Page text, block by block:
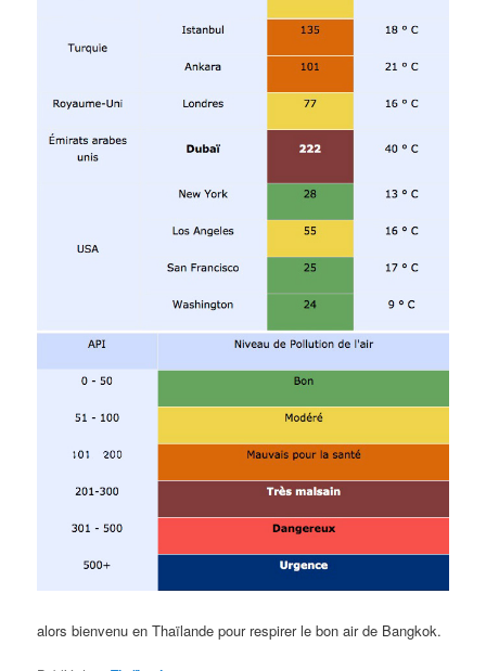
alors bienvenu en Thaïlande pour respirer le bon air de Bangkok.